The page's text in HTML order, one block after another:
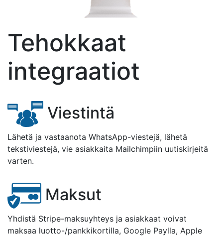
Tehokkaat
integraatiot
Viestintä
Lähetä ja vastaanota WhatsApp-viestejä, lähetä
tekstiviestejä, vie asiakkaita Mailchimpiin uutiskirjeitä
varten.
Maksut
Yhdistä Stripe-maksuyhteys ja asiakkaat voivat
maksaa luotto-/pankkikortilla, Google Paylla, Apple